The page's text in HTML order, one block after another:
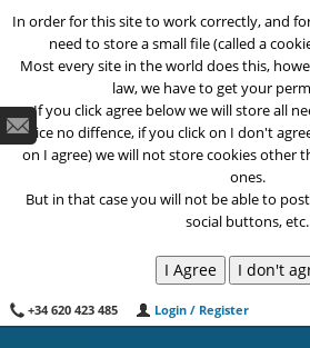
In order for this site to work correctly, and
need to store a small file (called a
Most every site in the world does this,
law, we have to get your
If you click agree below we will store all
notice no diffence, if you click on I don't
on I agree) we will not store cookies other
ones.
But in that case you will not be able to
social buttons, etc.
+34 620 423 485 Login / Register